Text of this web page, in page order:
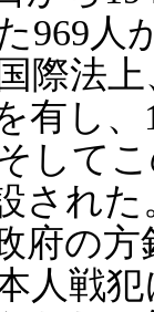
969人
際法
有し
して
された
府の方
人戦